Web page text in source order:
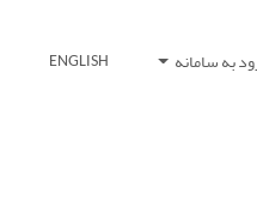
به سامانه ENGLISH